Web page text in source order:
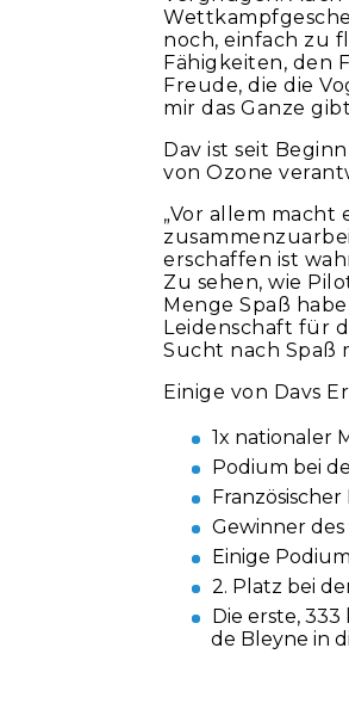
noch, einfach zu
Fähigkeiten, den
Freude, die die
mir das Ganze
Dav ist seit
von Ozone
„Vor allem macht
erschaffen ist
Zu sehen, wie
Menge Spaß
Leidenschaft für
Sucht nach Spaß
Einige von Davs
1x nationaler
Podium bei
Gewinner
Einige
2. Platz bei
Die erste,
de Bleyne in